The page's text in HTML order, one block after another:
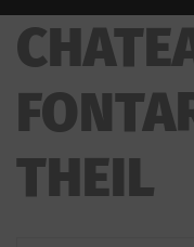
THEIL